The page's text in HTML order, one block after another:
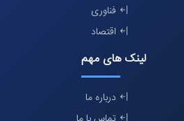
فناوری
اقتصاد
لینک های مهم
درباره ما